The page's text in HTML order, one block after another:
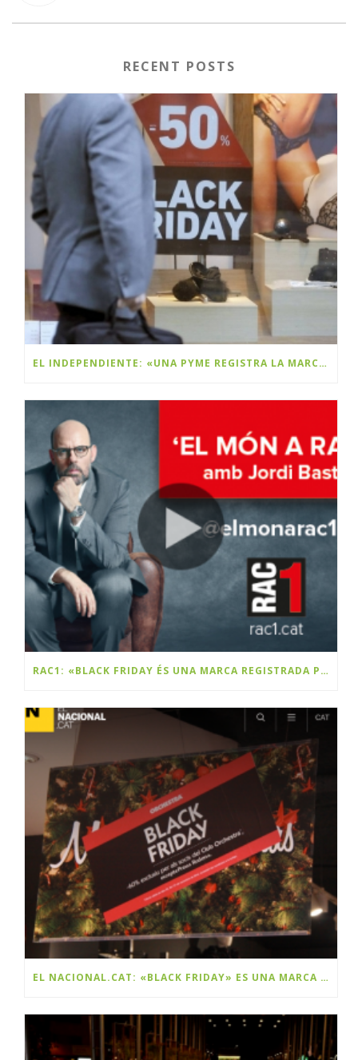
RECENT POSTS
EL INDEPENDIENTE: «UNA PYME REGISTRA LA MARCA BLACK FRIDAY Y PLANEA COBRAR DERECHOS A LAS MULTINACIONALES»
RAC1: «BLACK FRIDAY ÉS UNA MARCA REGISTRADA PER UNA EMPRESA CATALANA»
EL NACIONAL.CAT: «BLACK FRIDAY» ES UNA MARCA Y ES CATALANA